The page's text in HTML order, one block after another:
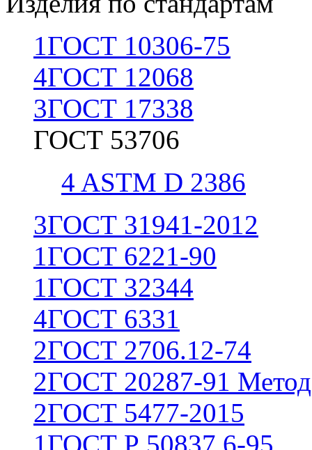
1ГОСТ 10306-75
4ГОСТ 12068
3ГОСТ 17338
ГОСТ 53706
4 ASTM D 2386
3ГОСТ 31941-2012
1ГОСТ 6221-90
1ГОСТ 32344
4ГОСТ 6331
2ГОСТ 2706.12-74
2ГОСТ 20287-91
2ГОСТ 5477-2015